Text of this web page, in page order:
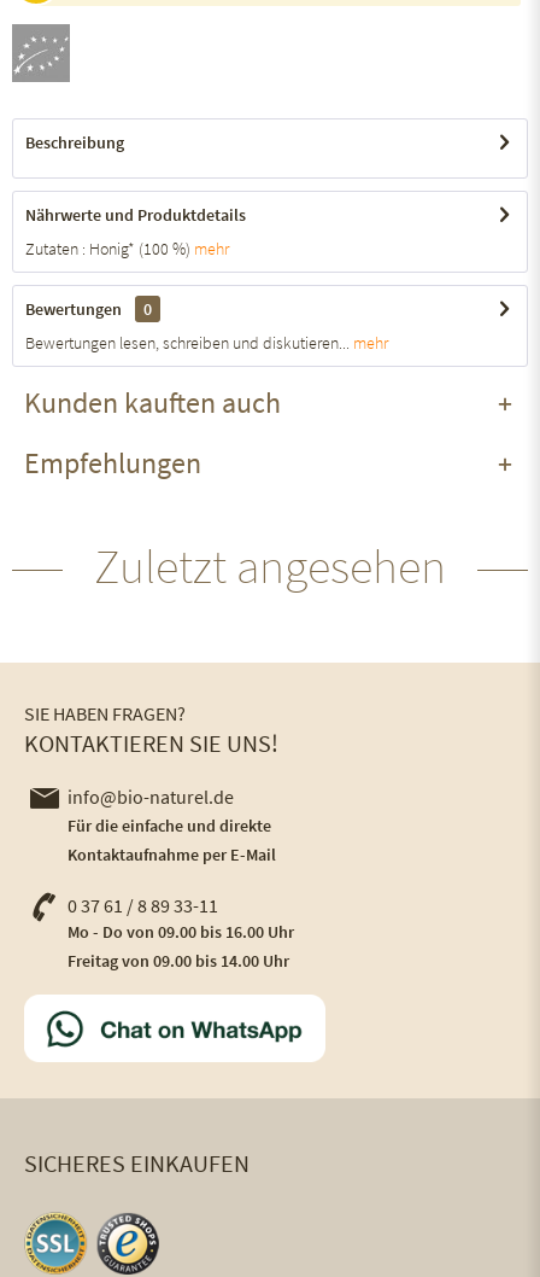
Beschreibung
Nährwerte und Produktdetails
Zutaten : Honig* (100 %) mehr
Bewertungen
0
Bewertungen lesen, schreiben und diskutieren... mehr
Kunden kauften auch
Empfehlungen
Zuletzt angesehen
SIE HABEN FRAGEN?
KONTAKTIEREN SIE UNS!
info@bio-naturel.de
Für die einfache und direkte
Kontaktaufnahme per E-Mail
0 37 61 / 8 89 33-11
Mo - Do von 09.00 bis 16.00 Uhr
Freitag von 09.00 bis 14.00 Uhr
SICHERES EINKAUFEN